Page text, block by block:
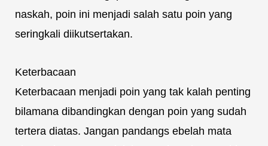
naskah, poin ini menjadi salah satu poin yang
seringkali diikutsertakan.
Keterbacaan
Keterbacaan menjadi poin yang tak kalah penting
bilamana dibandingkan dengan poin yang sudah
tertera diatas. Jangan pandangs ebelah mata